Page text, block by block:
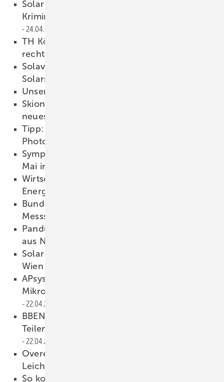
Solar Investors Guide #7: Cybersicherheit –
Kriminelle kommen übers Internet
24.04.2026
TH Köln: Quartierspeicher scheitern an
rechtlichen Hürden
Solavita: Intelligente Lösungen für
Solarstrom
Unsere Produkte der Woche­
Skion vollzieht BMZ-Übernahme und stellt
neues Führungsduo vor
Tipp: So sichern Sie Ihre Investition in
Photovoltaik
Symposium Zukunft Wärme vom 19. bis 21.
Mai in Marburg
Wirtschaftsministerium entwirft Novelle des
Energierechts
Bundesnetzagentur geht gegen säumige
Messstellenbetreiber vor
Panduit zeigt UV-beständige Kabelbinder
aus Nylon
Solar Solutions – Erfolgreicher Auftakt in
Wien
APsystems: Dreiphasiger
Mikrowechselrichter für acht Module
22.04.2026
BBEN: Verteilnetzbetreiber blockieren das
Teilen von Solarstrom im Mehrfamilienhaus
22.04.2026
Overeasy Solar veröffentlicht Hinweise für
Leichtbauphotovoltaik
So kommen Sie mit Journalisten ins